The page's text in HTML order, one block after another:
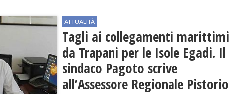
ATTUALITÀ
Tagli ai collegamenti marittimi
da Trapani per le Isole Egadi. Il
sindaco Pagoto scrive
all’Assessore Regionale Pistorio